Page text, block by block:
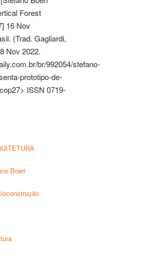
Forest
16 Nov
(Trad. Gagliardi,
Nov 2022.
br/992054/stefano-
prototipo-de-
ISSN 0719-
Boeri